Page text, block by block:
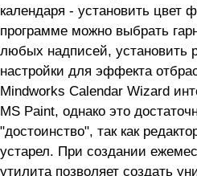
календаря - установить цвет
программе можно выбрать
любых надписей, установить
настройки для эффекта
Mindworks Calendar Wizard
MS Paint, однако это
"достоинство", так как
устарел. При создании
утилита позволяет создать